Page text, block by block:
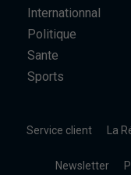
Internationnal
Politique
Sante
Sports
Service client La
Newsletter